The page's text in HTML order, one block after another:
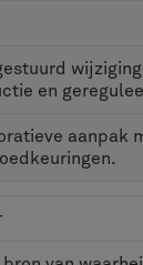
investeren in
nodig
nodig is